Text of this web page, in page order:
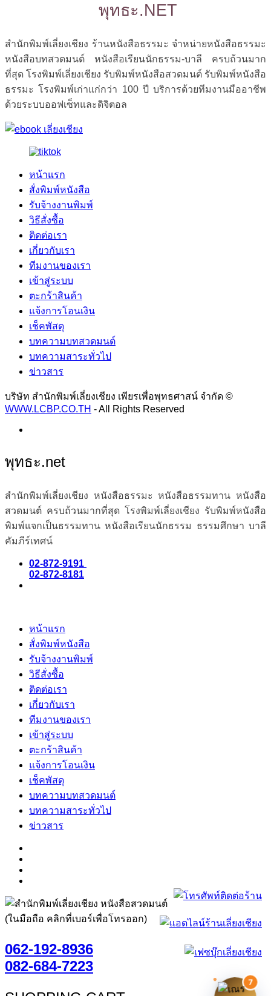
พุทธะ.NET
สำนักพิมพ์เลี่ยงเชียง ร้านหนังสือธรรมะ จำหน่ายหนังสือธรรมะ
หนังสือบทสวดมนต์ หนังสือเรียนนักธรรม-บาลี ครบถ้วนมาก
ที่สุด โรงพิมพ์เลี่ยงเชียง รับพิมพ์หนังสือสวดมนต์ รับพิมพ์หนังสือ
ธรรมะ โรงพิมพ์เก่าแก่กว่า 100 ปี บริการด้วยทีมงานมืออาชีพ
ด้วยระบบออฟเซ็ทและดิจิตอล
หน้าแรก
สั่งพิมพ์หนังสือ
รับจ้างงานพิมพ์
วิธีสั่งซื้อ
ติดต่อเรา
เกี่ยวกับเรา
ทีมงานของเรา
เข้าสู่ระบบ
ตะกร้าสินค้า
แจ้งการโอนเงิน
เช็คพัสดุ
บทความบทสวดมนต์
บทความสาระทั่วไป
ข่าวสาร
บริษัท สำนักพิมพ์เลี่ยงเชียง เพียรเพื่อพุทธศาสน์ จำกัด ©
WWW.LCBP.CO.TH - All Rights Reserved
พุทธะ.net
สำนักพิมพ์เลี่ยงเชียง หนังสือธรรมะ หนังสือธรรมทาน หนังสือ
สวดมนต์ ครบถ้วนมากที่สุด โรงพิมพ์เลี่ยงเชียง รับพิมพ์หนังสือ
พิมพ์แจกเป็นธรรมทาน หนังสือเรียนนักธรรม ธรรมศึกษา บาลี
คัมภีร์เทศน์
02-872-9191
02-872-8181
หน้าแรก
สั่งพิมพ์หนังสือ
รับจ้างงานพิมพ์
วิธีสั่งซื้อ
ติดต่อเรา
เกี่ยวกับเรา
ทีมงานของเรา
เข้าสู่ระบบ
ตะกร้าสินค้า
แจ้งการโอนเงิน
เช็คพัสดุ
บทความบทสวดมนต์
บทความสาระทั่วไป
ข่าวสาร
(ในมือถือ คลิกที่เบอร์เพื่อโทรออก)
062-192-8936
082-684-7223
7